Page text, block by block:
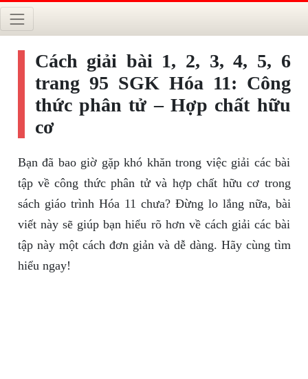
Cách giải bài 1, 2, 3, 4, 5, 6
trang 95 SGK Hóa 11: Công
thức phân tử – Hợp chất hữu
cơ
Bạn đã bao giờ gặp khó khăn trong việc giải các bài
tập về công thức phân tử và hợp chất hữu cơ trong
sách giáo trình Hóa 11 chưa? Đừng lo lắng nữa, bài
viết này sẽ giúp bạn hiểu rõ hơn về cách giải các bài
tập này một cách đơn giản và dễ dàng. Hãy cùng tìm
hiểu ngay!